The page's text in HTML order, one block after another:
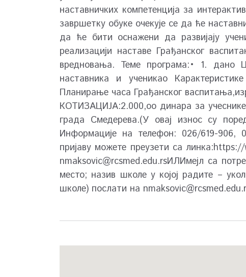
наставничких компетенција за
завршетку обуке очекује се да ће
да ће бити оснажени да развијају
реализацији наставе Грађанског
вредновања. Теме програма:• 1. данo
наставника и ученикаo
Планирање часа Грађанског
КОТИЗАЦИЈА:2.000,оо динара за
града Смедерева.(У овај износ су
Информације на телефон: 026/619-906,
пријаву можете преузети са
nmaksovic@rcsmed.edu.rsИЛИмејл са
место; назив школе у којој радите –
школе) послати на